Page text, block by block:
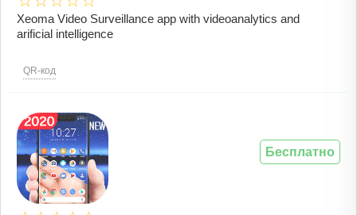
Xeoma Video Surveillance app with videoanalytics and
arificial intelligence
QR-код
Бесплатно